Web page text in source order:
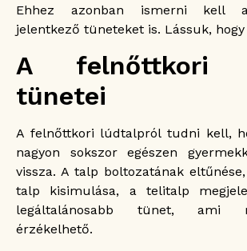
Ehhez azonban ismerni kell a
jelentkező tüneteket is. Lássuk,
A felnőttkori
tünetei
A felnőttkori lúdtalpról tudni kell,
nagyon sokszor egészen
vissza. A talp boltozatának
talp kisimulása, a telitalp
legáltalánosabb tünet, ami
érzékelhető.